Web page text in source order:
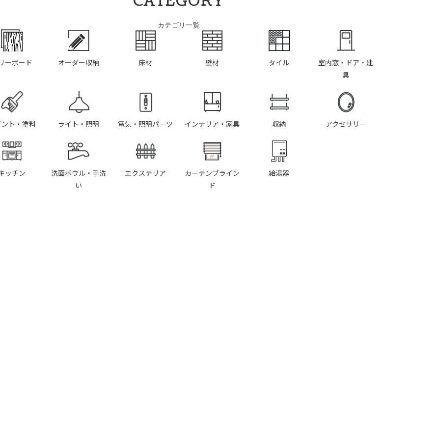
カテゴリ一覧
ーボード オーダー収納 床材 壁材 タイル
室内窓・ドア・建
具
ト・塗料 ライト・照明 電気・照明パーツ インテリア・家具 収納 アクセサリー
ッチン
洗面ボウル・手洗
い
エクステリア
カーテンブライン
ド
給湯器